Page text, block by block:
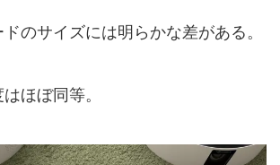
のサイズには明らかな差がある。
ほぼ同等。